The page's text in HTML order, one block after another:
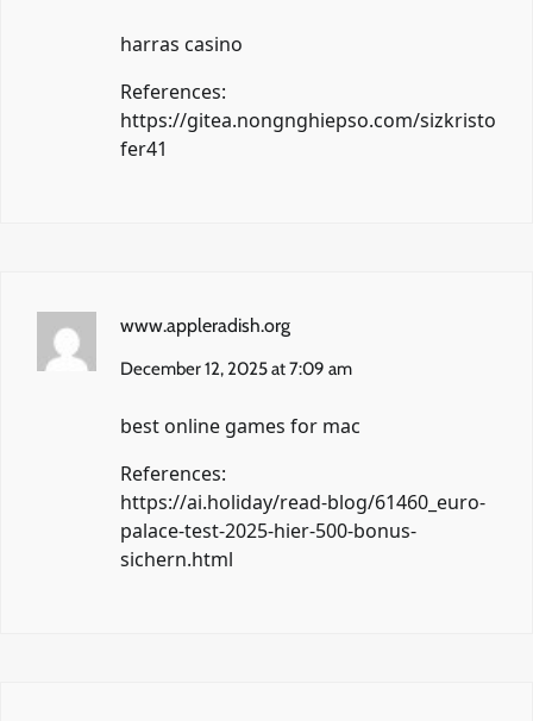
harras casino
References:
https://gitea.nongnghiepso.com/sizkristo
fer41
www.appleradish.org
December 12, 2025 at 7:09 am
best online games for mac
References:
https://ai.holiday/read-blog/61460_euro-
palace-test-2025-hier-500-bonus-
sichern.html